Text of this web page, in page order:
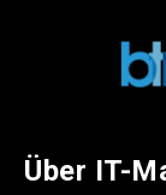
Über IT-